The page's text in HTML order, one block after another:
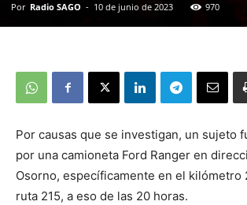
Por Radio SAGO - 10 de junio de 2023 970
Por causas que se investigan, un sujeto
por una camioneta Ford Ranger en
Osorno, específicamente en el kilómetro
ruta 215, a eso de las 20 horas.